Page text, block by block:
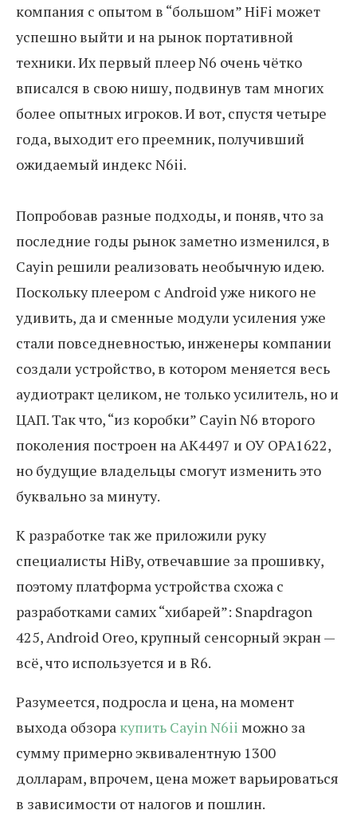
компания с опытом в “большом” HiFi может
успешно выйти и на рынок портативной
техники. Их первый плеер N6 очень чётко
вписался в свою нишу, подвинув там многих
более опытных игроков. И вот, спустя четыре
года, выходит его преемник, получивший
ожидаемый индекс N6ii.
Попробовав разные подходы, и поняв, что за
последние годы рынок заметно изменился, в
Cayin решили реализовать необычную идею.
Поскольку плеером с Android уже никого не
удивить, да и сменные модули усиления уже
стали повседневностью, инженеры компании
создали устройство, в котором меняется весь
аудиотракт целиком, не только усилитель, но и
ЦАП. Так что, “из коробки” Cayin N6 второго
поколения построен на AK4497 и ОУ OPA1622,
но будущие владельцы смогут изменить это
буквально за минуту.
К разработке так же приложили руку
специалисты HiBy, отвечавшие за прошивку,
поэтому платформа устройства схожа с
разработками самих “хибарей”: Snapdragon
425, Android Oreo, крупный сенсорный экран —
всё, что используется и в R6.
Разумеется, подросла и цена, на момент
выхода обзора купить Cayin N6ii можно за
сумму примерно эквивалентную 1300
долларам, впрочем, цена может варьироваться
в зависимости от налогов и пошлин.